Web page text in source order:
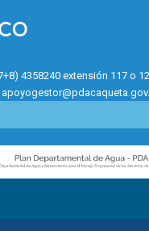
4358240 extensión 117 o